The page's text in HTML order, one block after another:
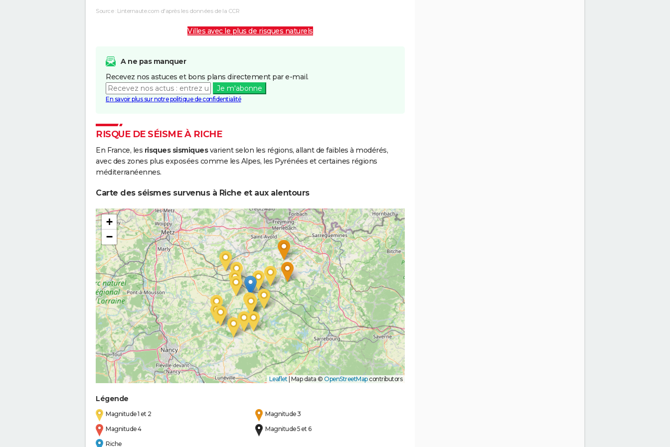
Source : Linternaute.com d'après les données de la CCR
Villes avec le plus de risques naturels
A ne pas manquer
Recevez nos astuces et bons plans directement par e-mail.
Je m'abonne
En savoir plus sur notre politique de confidentialité
RISQUE DE SÉISME À RICHE
En France, les risques sismiquesvarient selon les régions, allant de faibles à modérés,
avec des zones plus exposées comme les Alpes, les Pyrénées et certaines régions
méditerranéennes.
Carte des séismes survenus à Riche et aux alentours
+
−
Leaflet | Map data © OpenStreetMapcontributors
Légende
Magnitude 1 et 2
Magnitude 3
Magnitude 4
Magnitude 5 et 6
Riche